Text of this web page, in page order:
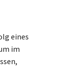
eines
im